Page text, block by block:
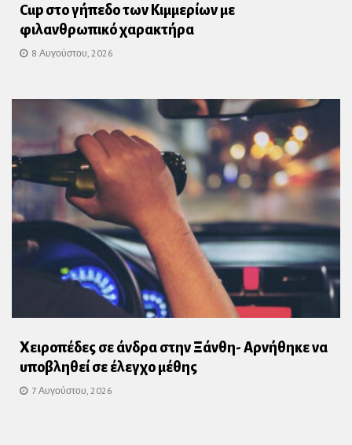
Cup στο γήπεδο των Κιμμερίων με
φιλανθρωπικό χαρακτήρα
8 Αυγούστου, 2026
Χειροπέδες σε άνδρα στην Ξάνθη- Αρνήθηκε να
υποβληθεί σε έλεγχο μέθης
7 Αυγούστου, 2026